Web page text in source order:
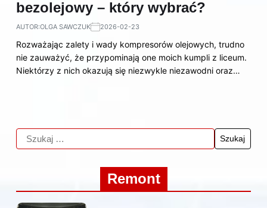
bezolejowy – który wybrać?
AUTOR:OLGA SAWCZUK 2026-02-23
Rozważając zalety i wady kompresorów olejowych, trudno
nie zauważyć, że przypominają one moich kumpli z liceum.
Niektórzy z nich okazują się niezwykle niezawodni oraz…
Remont